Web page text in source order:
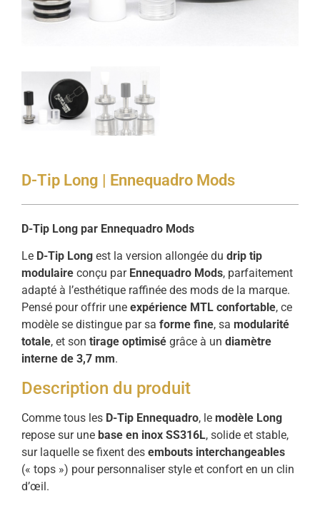
D-Tip Long | Ennequadro Mods
D-Tip Long par Ennequadro Mods
Le D-Tip Long est la version allongée du drip tip
modulaire conçu par Ennequadro Mods, parfaitement
adapté à l’esthétique raffinée des mods de la marque.
Pensé pour offrir une expérience MTL confortable, ce
modèle se distingue par sa forme fine, sa modularité
totale, et son tirage optimisé grâce à un diamètre
interne de 3,7 mm.
Description du produit
Comme tous les D-Tip Ennequadro, le modèle Long
repose sur une base en inox SS316L, solide et stable,
sur laquelle se fixent des embouts interchangeables
(« tops ») pour personnaliser style et confort en un clin
d’œil.